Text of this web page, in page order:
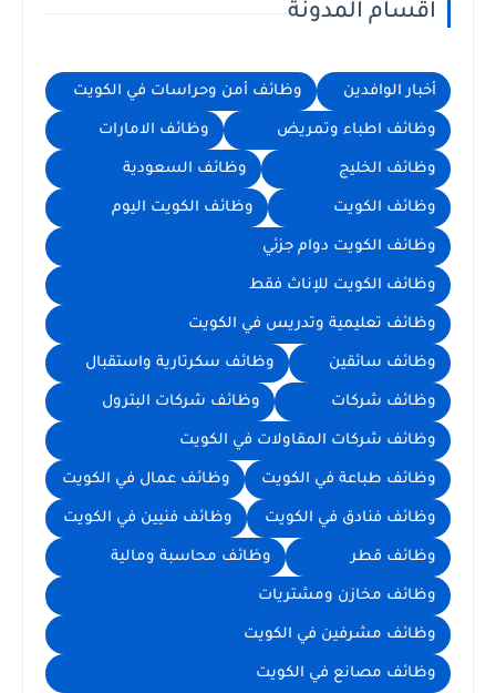
اقسام المدونة
أخبار الوافدين وظائف أمن وحراسات في الكويت
وظائف اطباء وتمريض وظائف الامارات
وظائف الخليج وظائف السعودية
وظائف الكويت وظائف الكويت اليوم
وظائف الكويت دوام جزئي
وظائف الكويت للإناث فقط
وظائف تعليمية وتدريس في الكويت
وظائف سائقين وظائف سكرتارية واستقبال
وظائف شركات وظائف شركات البترول
وظائف شركات المقاولات في الكويت
وظائف طباعة في الكويت وظائف عمال في الكويت
وظائف فنادق في الكويت وظائف فنيين في الكويت
وظائف قطر وظائف محاسبة ومالية
وظائف مخازن ومشتريات
وظائف مشرفين في الكويت
وظائف مصانع في الكويت